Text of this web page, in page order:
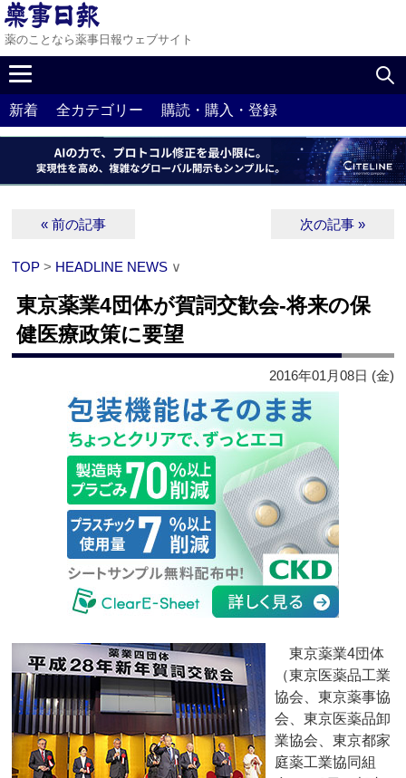
薬のことなら薬事日報ウェブサイト
新着 全カテゴリー 購読・購入・登録
« 前の記事 次の記事 »
TOP > HEADLINE NEWS ∨
東京薬業4団体が賀詞交歓会‐将来の保
健医療政策に要望
2016年01月08日 (金)
東京薬業4団体
（東京医薬品工業
協会、東京薬事協
会、東京医薬品卸
業協会、東京都家
庭薬工業協同組